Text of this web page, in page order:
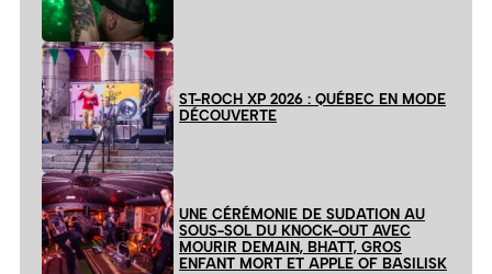
ST-ROCH XP 2026 : QUÉBEC EN MODE
DÉCOUVERTE
UNE CÉRÉMONIE DE SUDATION AU
SOUS-SOL DU KNOCK-OUT AVEC
MOURIR DEMAIN, BHATT, GROS
ENFANT MORT ET APPLE OF BASILISK